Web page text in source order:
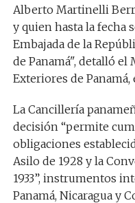
Alberto Martinelli
y quien hasta la fecha
Embajada de la
de Panamá", detalló
Exteriores de
La Cancillería
decisión “permite
obligaciones
Asilo de 1928 y la
1933”, instrumentos
Panamá, Nicaragua y